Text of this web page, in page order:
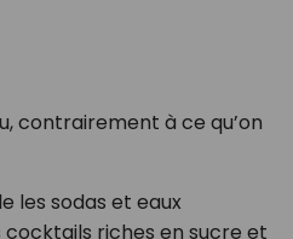
contrairement à ce qu’on
les sodas et eaux
riches en sucre et